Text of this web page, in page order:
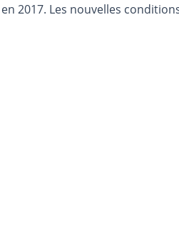
2017. Les nouvelles